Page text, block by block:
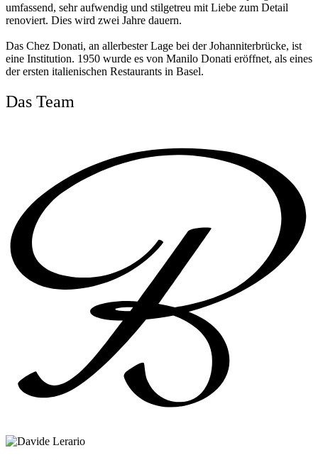
umfassend, sehr aufwendig und stilgetreu mit Liebe zum Detail
renoviert. Dies wird zwei Jahre dauern.
Das Chez Donati, an allerbester Lage bei der Johanniterbrücke, ist
eine Institution. 1950 wurde es von Manilo Donati eröffnet, als eines
der ersten italienischen Restaurants in Basel.
Das Team